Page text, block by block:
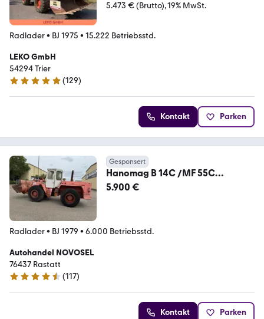
5.473 € (Brutto) 19% MwSt.
Radlader• BJ 1975 • 15.222 Betriebsstd.
LEKO GmbH
54294 Trier
4.9 Sterne
(129)
Kontakt Parken
Gesponsert
Hanomag B 14C /MF 55C
Radlader Hanomag Bagger
5.900 €
Radlader• BJ 1979 • 6.000 Betriebsstd.
Autohandel NOVOSEL
76437 Rastatt
4.6 Sterne
(117)
Kontakt Parken